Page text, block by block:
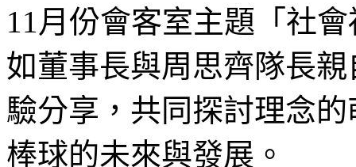
11月份會客室主題「社
如董事長與周思齊隊長
驗分享，共同探討理念
棒球的未來與發展。